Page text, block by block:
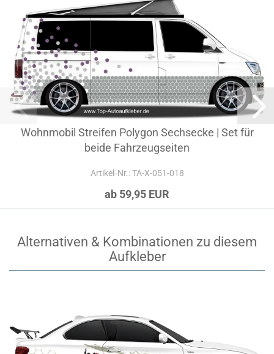
Wohnmobil Streifen Polygon Sechsecke | Set für
beide Fahrzeugseiten
Artikel‑Nr.: TA-X-051-018
ab 59,95 EUR
Alternativen & Kombinationen zu diesem
Aufkleber